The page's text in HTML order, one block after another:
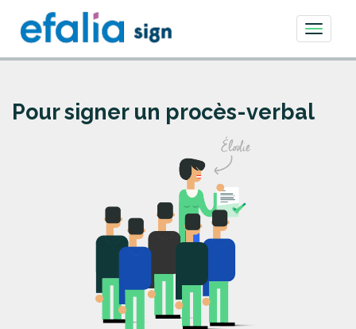
Toggle
Pour signer un procès-verbal